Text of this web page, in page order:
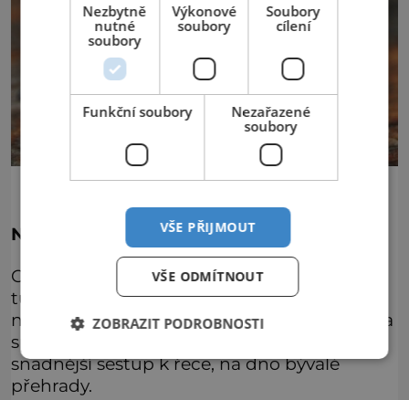
Netopýři mají přednost
Okolí protržené přehrady je dnes pro zájem
turistů přizpůsobeno. Lesy byly zbaveny
náletových stromů, je tu zřízena pevná lávka
spojující oba břehy přehrady a schody pro
snadnější sestup k řece, na dno bývalé
přehrady.
Nezbytně
nutné
soubory
Výkonové
soubory
Soubory
cílení
Funkční soubory
Nezařazené
soubory
VŠE PŘIJMOUT
VŠE ODMÍTNOUT
ZOBRAZIT PODROBNOSTI